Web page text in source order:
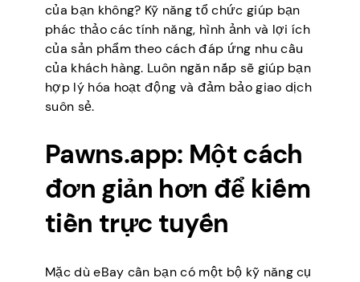
của bạn không? Kỹ năng tổ chức giúp bạn
phác thảo các tính năng, hình ảnh và lợi ích
của sản phẩm theo cách đáp ứng nhu cầu
của khách hàng. Luôn ngăn nắp sẽ giúp bạn
hợp lý hóa hoạt động và đảm bảo giao dịch
suôn sẻ.
Pawns.app: Một cách
đơn giản hơn để kiếm
tiền trực tuyến
Mặc dù eBay cần bạn có một bộ kỹ năng cụ